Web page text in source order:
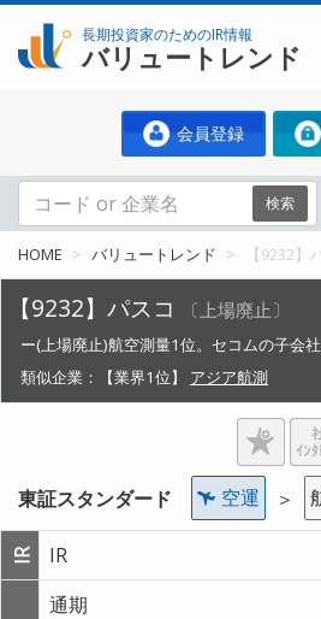
長期投資家のためのIR情報
バリュートレンド
会員登録
検索
HOME バリュートレンド 【9232】
【9232】パスコ 〔上場廃止〕
ー(上場廃止)航空測量1位。セコムの子会社
類似企業：
【業界1位】 アジア航測
東証スタンダード 空運 ＞
IR IR
通期